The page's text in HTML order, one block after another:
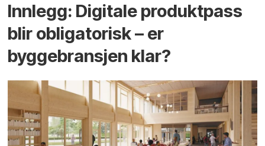
Innlegg: Digitale produktpass
blir obligatorisk – er
byggebransjen klar?